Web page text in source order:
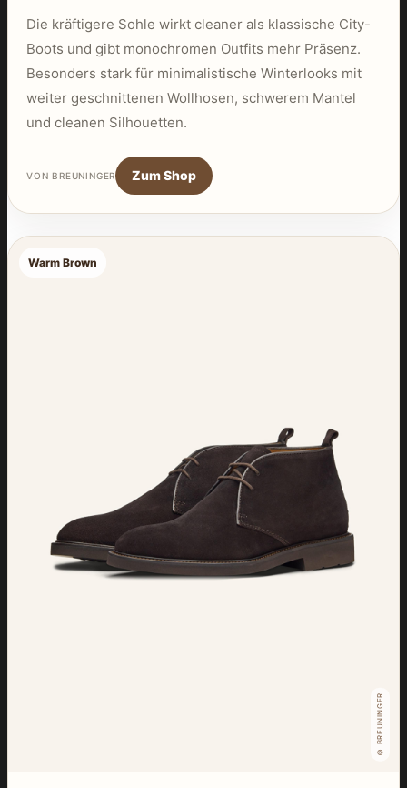
Die kräftigere Sohle wirkt cleaner als klassische City-
Boots und gibt monochromen Outfits mehr Präsenz.
Besonders stark für minimalistische Winterlooks mit
weiter geschnittenen Wollhosen, schwerem Mantel
und cleanen Silhouetten.
VON BREUNINGER Zum Shop
Warm Brown
© BREUNINGER